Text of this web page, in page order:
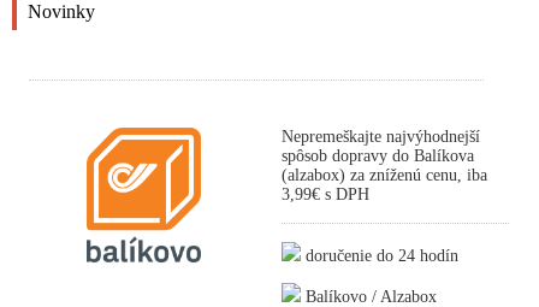
Novinky
Nepremeškajte najvýhodnejší
spôsob dopravy do Balíkova
(alzabox) za zníženú cenu, iba
3,99€ s DPH
doručenie do 24 hodín
Balíkovo / Alzabox